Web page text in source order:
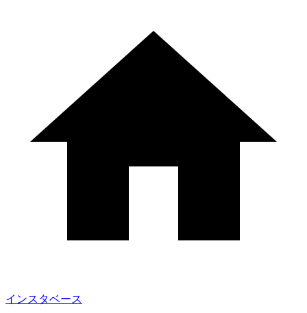
インスタベース